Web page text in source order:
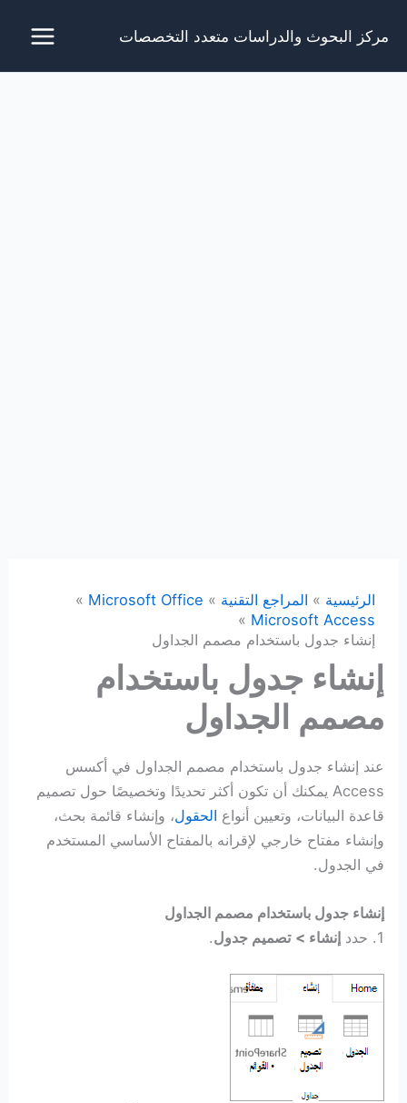
مركز البحوث والدراسات متعدد التخصصات
الرئيسية المراجع التقنية
Microsoft Office
Microsoft Access
إنشاء جدول باستخدام مصمم الجداول
إنشاء جدول باستخدام
مصمم الجداول
عند إنشاء جدول باستخدام مصمم الجداول في أكسس
Access يمكنك أن تكون أكثر تحديدًا وتخصيصًا حول تصميم
قاعدة البيانات، وتعيين أنواع الحقول، وإنشاء قائمة بحث،
وإنشاء مفتاح خارجي لإقرانه بالمفتاح الأساسي المستخدم
في الجدول.
إنشاء جدول باستخدام مصمم الجداول
1. حدد
إنشاء > تصميم جدول.